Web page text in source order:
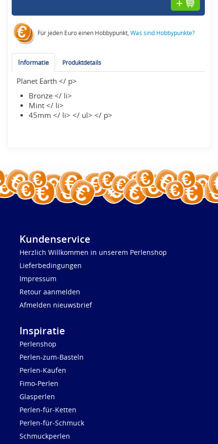
Für jeden Euro einen Hobbypunkt,Was sind Hobbypunkte?
Informatie Produktdetails
Planet Earth </ p>
Bronze </ li>
Mint </ li>
45mm </ li> </ ul> </ p>
Kundenservice
Herzlich Willkommen in unserem Perlenshop
Lieferbedingungen
Impressum
Retour aanmelden
Afmelden nieuwsbrief
Inspiratie
Perlenshop
Perlen-zum-Basteln
Perlen-Kaufen
Fimo-Perlen
Glasperlen
Perlen-für-Ketten
Perlen-für-Schmuck
Schmuckperlen